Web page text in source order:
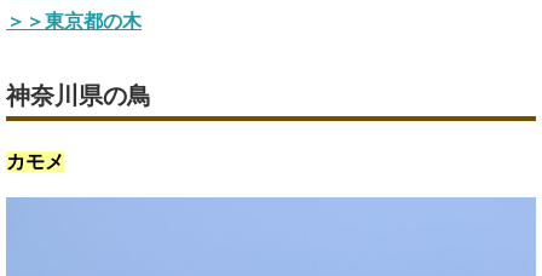
＞＞東京都の木
神奈川県の鳥
カモメ